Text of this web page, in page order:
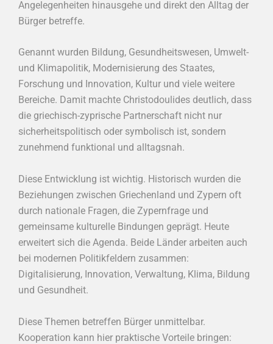
Angelegenheiten hinausgehe und direkt den Alltag der
Bürger betreffe.
Genannt wurden Bildung, Gesundheitswesen, Umwelt-
und Klimapolitik, Modernisierung des Staates,
Forschung und Innovation, Kultur und viele weitere
Bereiche. Damit machte Christodoulides deutlich, dass
die griechisch-zyprische Partnerschaft nicht nur
sicherheitspolitisch oder symbolisch ist, sondern
zunehmend funktional und alltagsnah.
Diese Entwicklung ist wichtig. Historisch wurden die
Beziehungen zwischen Griechenland und Zypern oft
durch nationale Fragen, die Zypernfrage und
gemeinsame kulturelle Bindungen geprägt. Heute
erweitert sich die Agenda. Beide Länder arbeiten auch
bei modernen Politikfeldern zusammen:
Digitalisierung, Innovation, Verwaltung, Klima, Bildung
und Gesundheit.
Diese Themen betreffen Bürger unmittelbar.
Kooperation kann hier praktische Vorteile bringen: